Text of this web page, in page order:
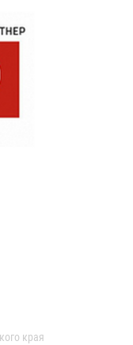
края